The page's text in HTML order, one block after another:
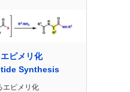
ピメリ化
Synthesis
エピメリ化